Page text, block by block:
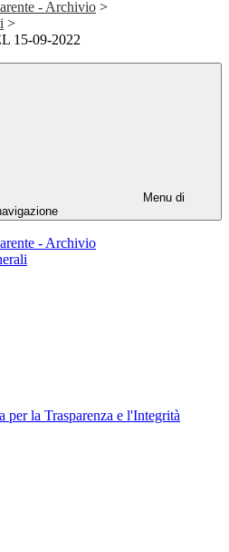
- Archivio >
>
15-09-2022
Menu di
- Archivio
per la Trasparenza e l'Integrità